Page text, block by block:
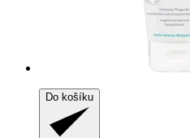
Do košíku